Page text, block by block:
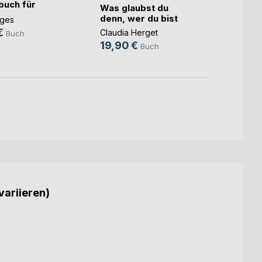
für
Buch
Was glaubst du
denn, wer du bist
Claudia Herget
19,90 € Buch